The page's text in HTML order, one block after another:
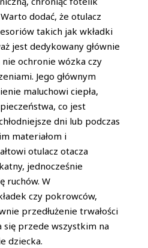
dodać, że otulacz
takich jak wkładki
jest dedykowany głównie
ochronie wózka czy
Jego głównym
maluchowi ciepła,
co jest
dni lub podczas
materiałom i
otulacz otacza
jednocześnie
ruchów. W
czy pokrowców,
przedłużenie trwałości
się przede wszystkim na
dziecka.